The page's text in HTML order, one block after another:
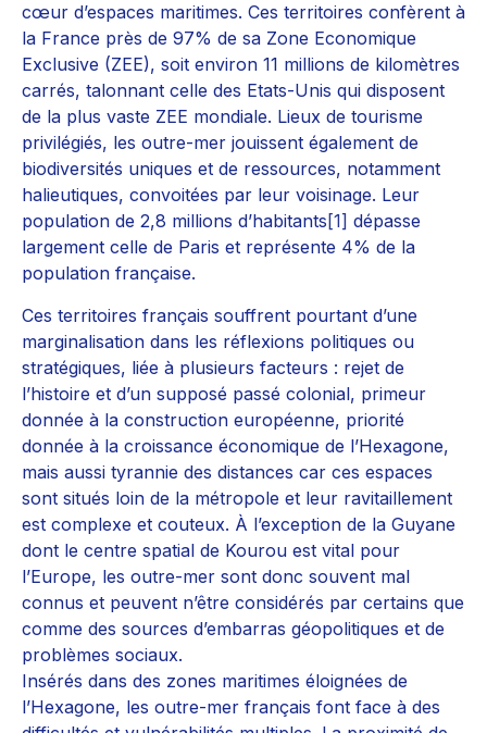
cœur d’espaces maritimes. Ces territoires confèrent à
la France près de 97% de sa Zone Economique
Exclusive (ZEE), soit environ 11 millions de kilomètres
carrés, talonnant celle des Etats-Unis qui disposent
de la plus vaste ZEE mondiale. Lieux de tourisme
privilégiés, les outre-mer jouissent également de
biodiversités uniques et de ressources, notamment
halieutiques, convoitées par leur voisinage. Leur
population de 2,8 millions d’habitants [1] dépasse
largement celle de Paris et représente 4% de la
population française.
Ces territoires français souffrent pourtant d’une
marginalisation dans les réflexions politiques ou
stratégiques, liée à plusieurs facteurs : rejet de
l’histoire et d’un supposé passé colonial, primeur
donnée à la construction européenne, priorité
donnée à la croissance économique de l’Hexagone,
mais aussi tyrannie des distances car ces espaces
sont situés loin de la métropole et leur ravitaillement
est complexe et couteux. À l’exception de la Guyane
dont le centre spatial de Kourou est vital pour
l’Europe, les outre-mer sont donc souvent mal
connus et peuvent n’être considérés par certains que
comme des sources d’embarras géopolitiques et de
problèmes sociaux.
Insérés dans des zones maritimes éloignées de
l’Hexagone, les outre-mer français font face à des